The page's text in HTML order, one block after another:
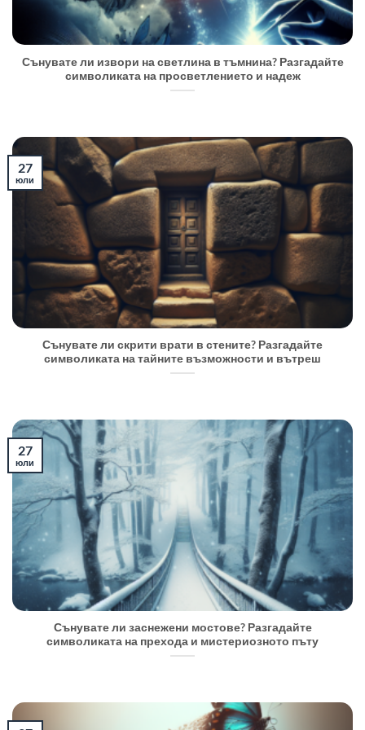
Сънувате ли извори на светлина в тъмнина? Разгадайте
символиката на просветлението и надеж
Сънувате ли скрити врати в стените? Разгадайте
символиката на тайните възможности и вътреш
27
юли
Сънувате ли заснежени мостове? Разгадайте
символиката на прехода и мистериозното пъту
27
юли